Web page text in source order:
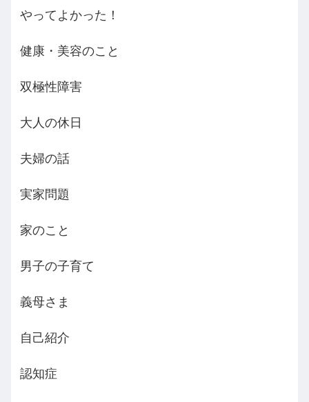
やってよかった！
健康・美容のこと
双極性障害
大人の休日
夫婦の話
実家問題
家のこと
男子の子育て
義母さま
自己紹介
認知症